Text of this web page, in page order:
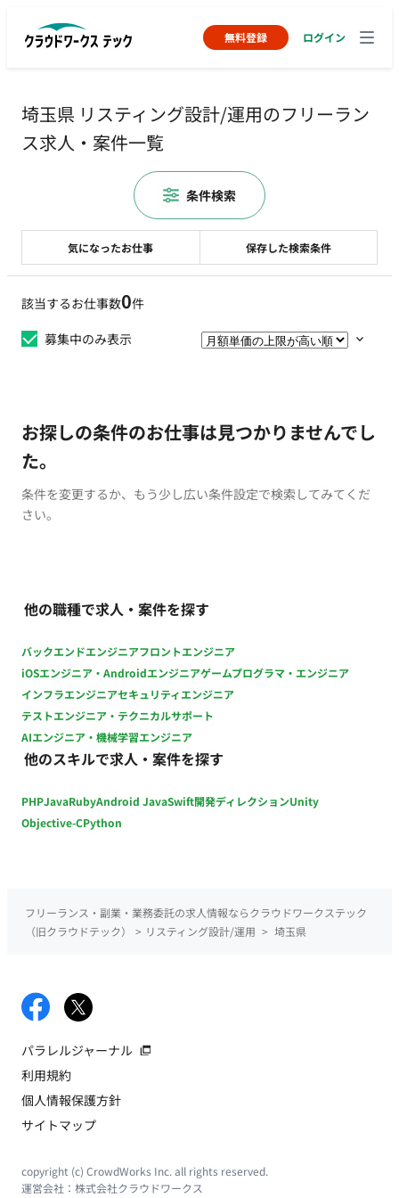
無料登録 ログイン
埼玉県 リスティング設計/運用のフリーラン
ス求人・案件一覧
該当するお仕事数0件
募集中のみ表示
お探しの条件のお仕事は見つかりませんでし
た。
条件を変更するか、もう少し広い条件設定で検索してみてくだ
さい。
他の職種で求人・案件を探す
バックエンドエンジニアフロントエンジニア
iOSエンジニア・Androidエンジニアゲームプログラマ・エンジニア
インフラエンジニアセキュリティエンジニア
テストエンジニア・テクニカルサポート
AIエンジニア・機械学習エンジニア
他のスキルで求人・案件を探す
PHPJavaRubyAndroid JavaSwift開発ディレクションUnity
Objective-CPython
気になったお仕事 保存した検索条件
条件検索
フリーランス・副業・業務委託の求人情報ならクラウドワークステック
（旧クラウドテック）
> リスティング設計/運用 > 埼玉県
パラレルジャーナル
利用規約
個人情報保護方針
サイトマップ
copyright (c) CrowdWorks Inc. all rights reserved.
運営会社： 株式会社クラウドワークス